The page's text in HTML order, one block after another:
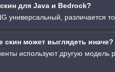
для Java и Bedrock?
универсальный, различается
скин может выглядеть иначе?
используют другую модель